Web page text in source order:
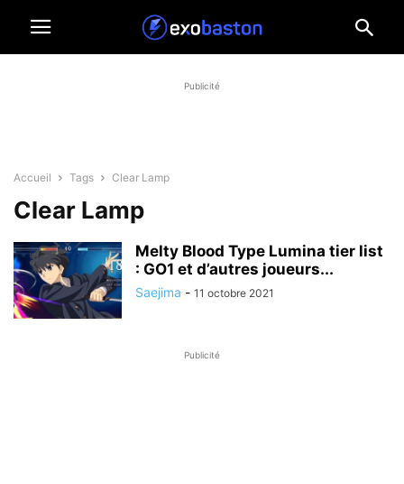
Publicité
Accueil Tags Clear Lamp
Clear Lamp
Melty Blood Type Lumina tier list
: GO1 et d’autres joueurs...
Saejima - 11 octobre 2021
Publicité